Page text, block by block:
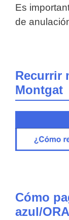
Es
de
Recurrir
Montgat
Cómo
azul/